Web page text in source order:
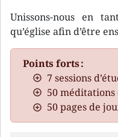
Unissons-nous en
qu’église afin d’être
Points forts :
7 sessions
50
50 pages de